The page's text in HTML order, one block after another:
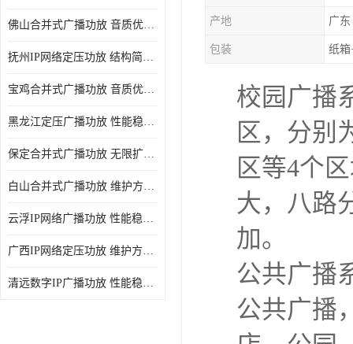
佛山合并式广播功放 音质优美清晰 输出电压大 电流小
抚州IP网络定压功放 结构简单 多应用于公共场合
宝鸡合并式广播功放 音质优美清晰 维护方便
黑龙江定压广播功放 性能稳定 无限扩容
保定合并式广播功放 无限扩容 设计结构简单
白山合并式广播功放 维护方便 多应用于公共场合
云浮IP网络广播功放 性能稳定 设计结构简单
广西IP网络定压功放 维护方便 多应用于公共场合
清远数字IP广播功放 性能稳定 传输距离远
产地 广东
包装 纸箱
校园广播
区，分别
区等4个
大，八路
加。
公共广播
公共广播